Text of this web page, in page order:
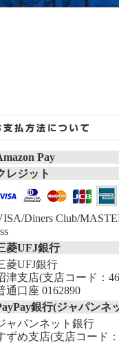
Pay
レジット
Diners Club/
菱UFJ銀行
菱UFJ銀行
津支店(支店コード：
通口座 0162890
銀行(ジャパンネ
ャパンネット銀行
ずめ支店(支店コード